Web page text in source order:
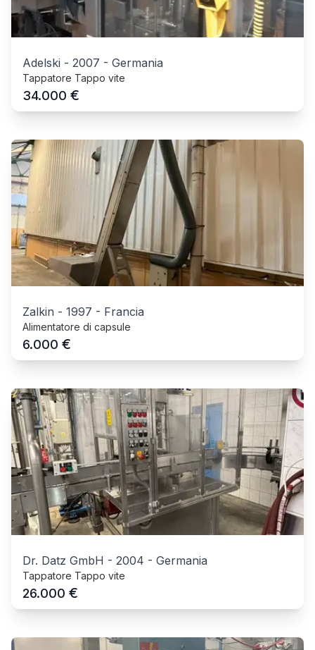
Adelski - 2007 - Germania
Tappatore Tappo vite
34.000 €
Zalkin - 1997 - Francia
Alimentatore di capsule
6.000 €
Dr. Datz GmbH - 2004 - Germania
Tappatore Tappo vite
26.000 €